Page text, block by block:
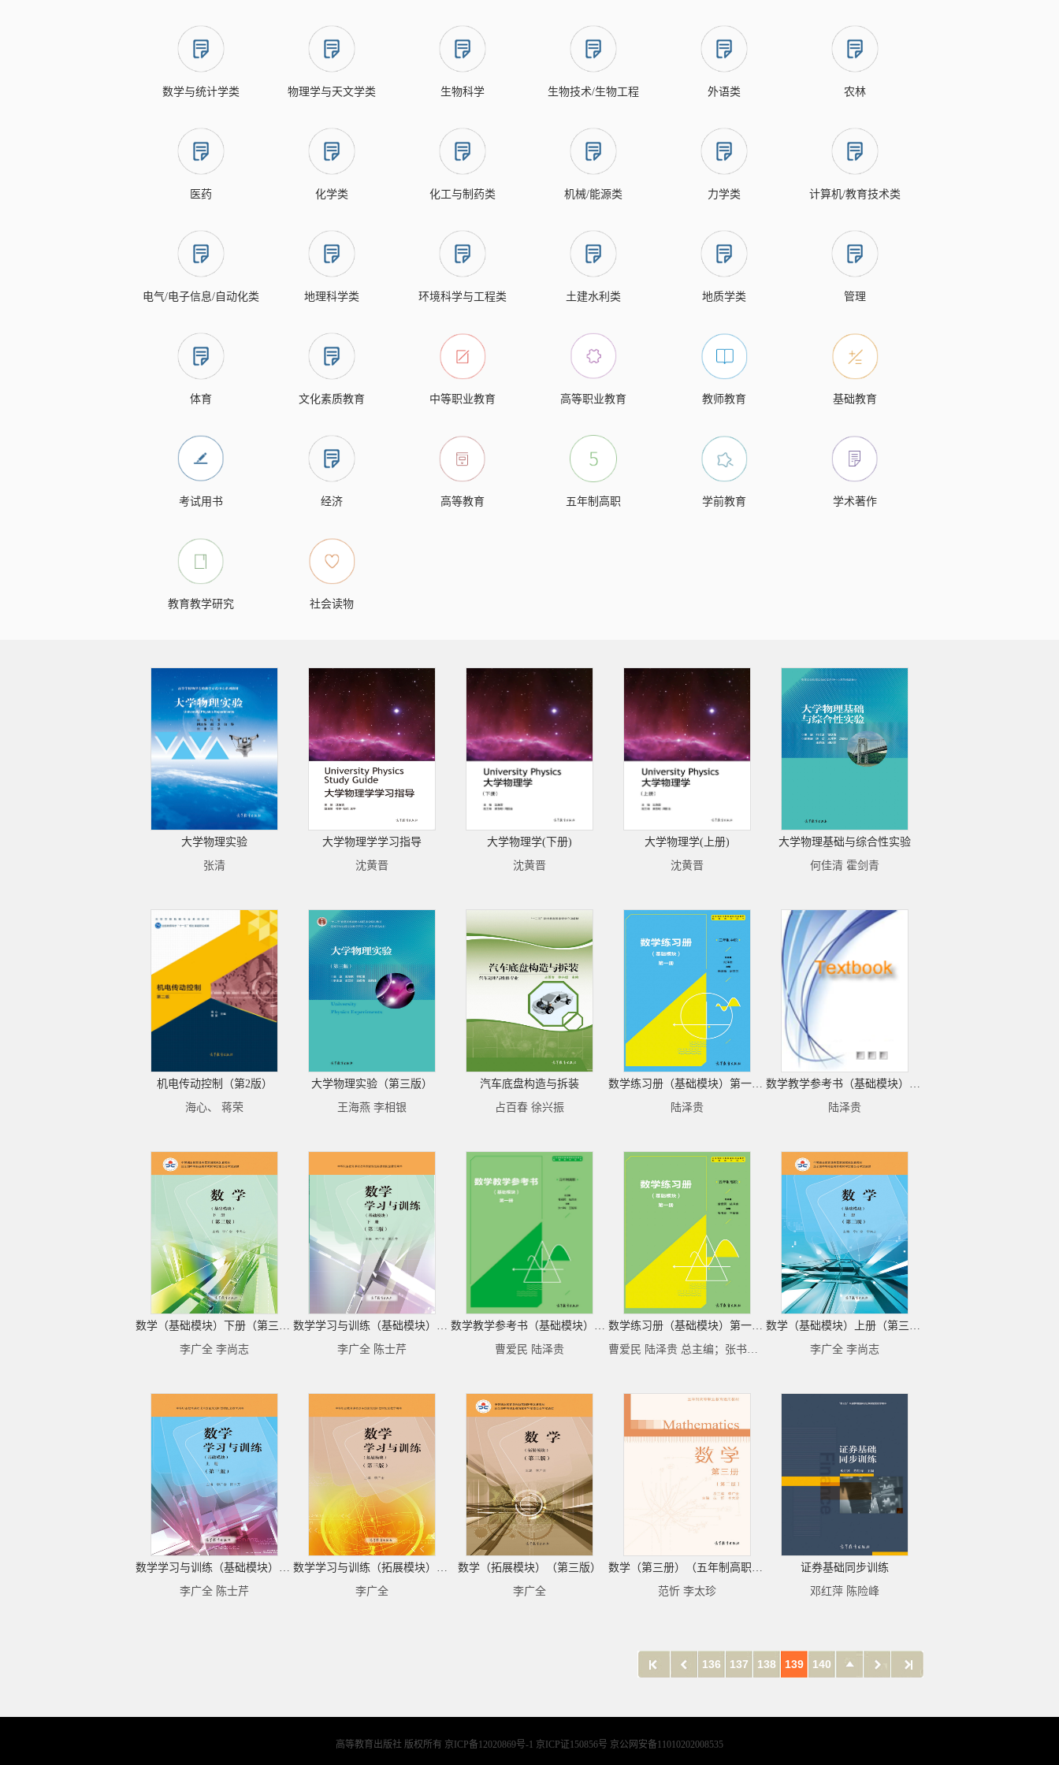
数学与统计学类 物理学与天文学类 生物科学 生物技术/生物工程 外语类 农林
医药 化学类 化工与制药类 机械/能源类 力学类 计算机/教育技术类
电气/电子信息/自动化类 地理科学类 环境科学与工程类 土建水利类 地质学类 管理
体育 文化素质教育 中等职业教育 高等职业教育 教师教育 基础教育
考试用书 经济 高等教育 五年制高职 学前教育 学术著作
教育教学研究 社会读物
大学物理实验
张清
大学物理学学习指导
沈黄晋
大学物理学(下册)
沈黄晋
大学物理学(上册)
沈黄晋
大学物理基础与综合性实验
何佳清 霍剑青
机电传动控制（第2版）
海心、 蒋荣
大学物理实验（第三版）
王海燕 李相银
汽车底盘构造与拆装
占百春 徐兴振
数学练习册（基础模块）第一册（三年制中职）
陆泽贵
数学教学参考书（基础模块）第一册（三年制中职）
陆泽贵
数学（基础模块）下册（第三版）
李广全 李尚志
数学学习与训练（基础模块）下册（第三版）
李广全 陈士芹
数学教学参考书（基础模块）第一册（五年制高职）
曹爱民 陆泽贵
数学练习册（基础模块）第一册（五年制高职）
曹爱民 陆泽贵 总主编；张书玲 王智海 主编
数学（基础模块）上册（第三版）
李广全 李尚志
数学学习与训练（基础模块）上册（第三版）
李广全 陈士芹
数学学习与训练（拓展模块）（第三版）
李广全
数学（拓展模块）（第三版）
李广全
数学（第三册）（五年制高职） （第二版）
范忻 李太珍
证券基础同步训练
邓红萍 陈险峰
136 137 138 139 140
高等教育出版社 版权所有 京ICP备12020869号-1 京ICP证150856号 京公网安备11010202008535